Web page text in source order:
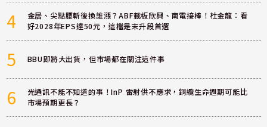
4
金居、尖點腰斬後換誰漲？ABF載板欣興、南電接棒！杜金龍：看
好2028年EPS達50元，這檔是末升段首選
5 BBU即將大出貨，但市場都在關注這件事
6
光通訊不能不知道的事！InP 雷射供不應求，銅纜生命週期可能比
市場預期更長？